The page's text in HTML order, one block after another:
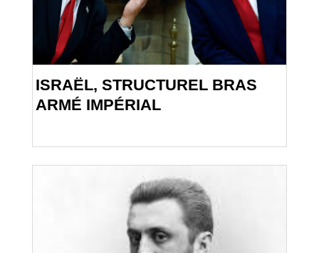
ISRAËL, STRUCTUREL BRAS
ARMÉ IMPÉRIAL